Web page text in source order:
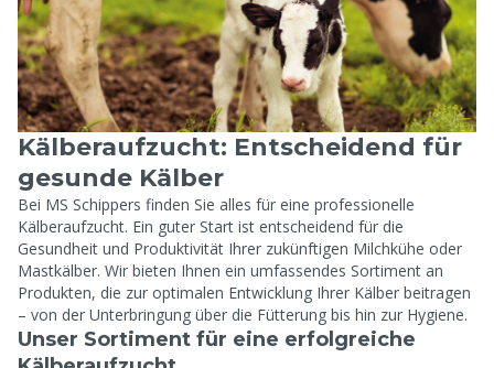
Kälberaufzucht: Entscheidend für
gesunde Kälber
Bei MS Schippers finden Sie alles für eine professionelle
Kälberaufzucht. Ein guter Start ist entscheidend für die
Gesundheit und Produktivität Ihrer zukünftigen Milchkühe oder
Mastkälber. Wir bieten Ihnen ein umfassendes Sortiment an
Produkten, die zur optimalen Entwicklung Ihrer Kälber beitragen
– von der Unterbringung über die Fütterung bis hin zur Hygiene.
Unser Sortiment für eine erfolgreiche